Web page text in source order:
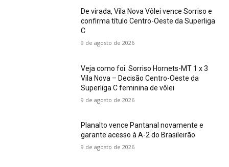
De virada, Vila Nova Vôlei vence Sorriso e
confirma título Centro-Oeste da Superliga
C
9 de agosto de 2026
Veja como foi: Sorriso Hornets-MT 1 x 3
Vila Nova – Decisão Centro-Oeste da
Superliga C feminina de vôlei
9 de agosto de 2026
Planalto vence Pantanal novamente e
garante acesso à A-2 do Brasileirão
9 de agosto de 2026